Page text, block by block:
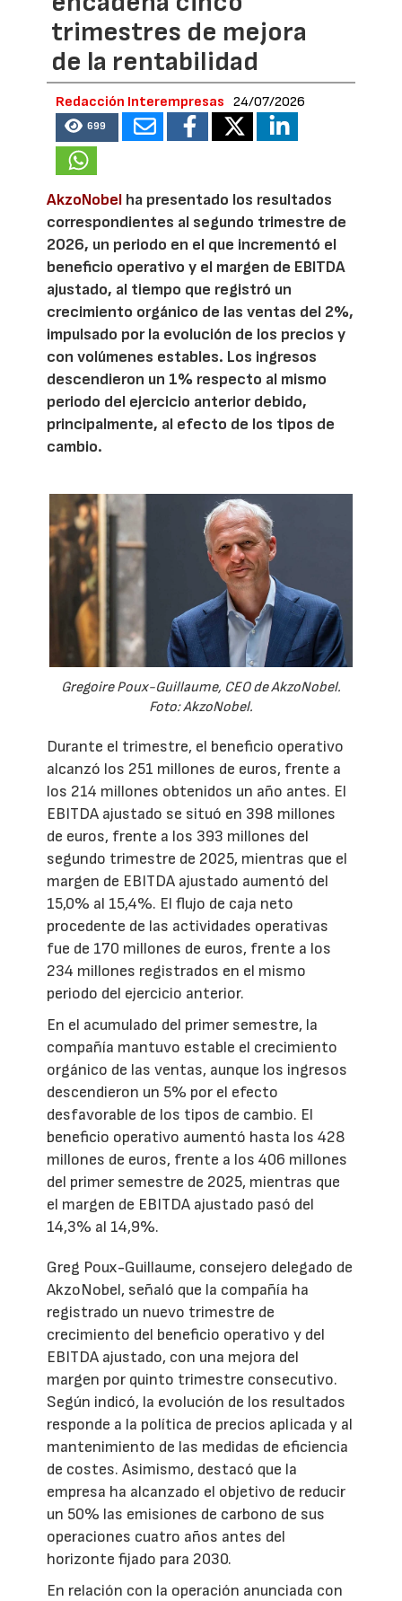
trimestres de mejora
de la rentabilidad
Redacción Interempresas 24/07/2026
699
AkzoNobel ha presentado los resultados
correspondientes al segundo trimestre de
2026, un periodo en el que incrementó el
beneficio operativo y el margen de EBITDA
ajustado, al tiempo que registró un
crecimiento orgánico de las ventas del 2%,
impulsado por la evolución de los precios y
con volúmenes estables. Los ingresos
descendieron un 1% respecto al mismo
periodo del ejercicio anterior debido,
principalmente, al efecto de los tipos de
cambio.
Gregoire Poux-Guillaume, CEO de AkzoNobel.
Foto: AkzoNobel.
Durante el trimestre, el beneficio operativo
alcanzó los 251 millones de euros, frente a
los 214 millones obtenidos un año antes. El
EBITDA ajustado se situó en 398 millones
de euros, frente a los 393 millones del
segundo trimestre de 2025, mientras que el
margen de EBITDA ajustado aumentó del
15,0% al 15,4%. El flujo de caja neto
procedente de las actividades operativas
fue de 170 millones de euros, frente a los
234 millones registrados en el mismo
periodo del ejercicio anterior.
En el acumulado del primer semestre, la
compañía mantuvo estable el crecimiento
orgánico de las ventas, aunque los ingresos
descendieron un 5% por el efecto
desfavorable de los tipos de cambio. El
beneficio operativo aumentó hasta los 428
millones de euros, frente a los 406 millones
del primer semestre de 2025, mientras que
el margen de EBITDA ajustado pasó del
14,3% al 14,9%.
Greg Poux-Guillaume, consejero delegado de
AkzoNobel, señaló que la compañía ha
registrado un nuevo trimestre de
crecimiento del beneficio operativo y del
EBITDA ajustado, con una mejora del
margen por quinto trimestre consecutivo.
Según indicó, la evolución de los resultados
responde a la política de precios aplicada y al
mantenimiento de las medidas de eficiencia
de costes. Asimismo, destacó que la
empresa ha alcanzado el objetivo de reducir
un 50% las emisiones de carbono de sus
operaciones cuatro años antes del
horizonte fijado para 2030.
En relación con la operación anunciada con